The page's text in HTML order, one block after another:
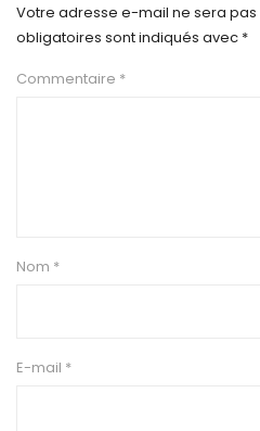
Votre adresse e-mail ne sera pas
obligatoires sont indiqués avec *
Commentaire *
Nom *
E-mail *